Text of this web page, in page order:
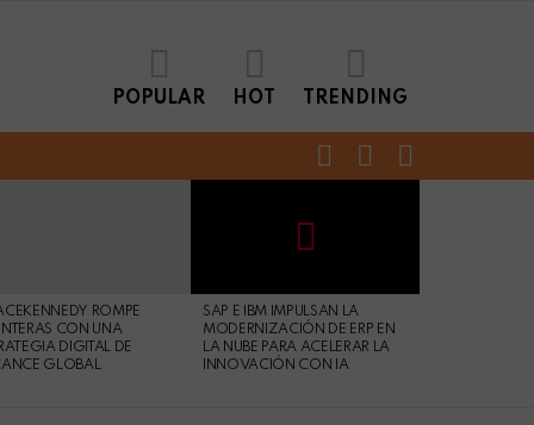
POPULAR HOT TRENDING
FOLLOWSEARCH
ROMPE
CON UNA
DIGITAL DE
GLOBAL
Safe
For
Work
view
this
post
SAP E IBM IMPULSAN LA
MODERNIZACIÓN DE ERP EN
LA NUBE PARA ACELERAR LA
INNOVACIÓN CON IA